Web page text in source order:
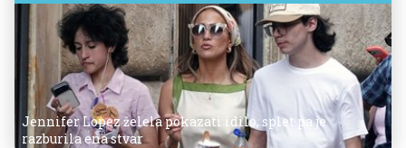
Jennifer Lopez želela pokazati idilo, splet pa je
razburila ena stvar